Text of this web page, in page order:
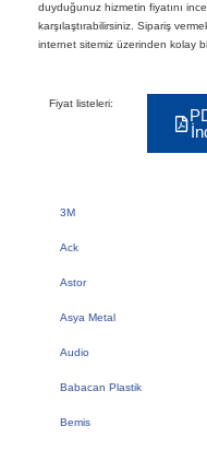
3M
Ack
Astor
Asya Metal
Audio
Babacan Plastik
Bemis
duyduğunuz hizmetin fiyatını
karşılaştırabilirsiniz. Sipariş
internet sitemiz üzerinden kolay
Fiyat listeleri: